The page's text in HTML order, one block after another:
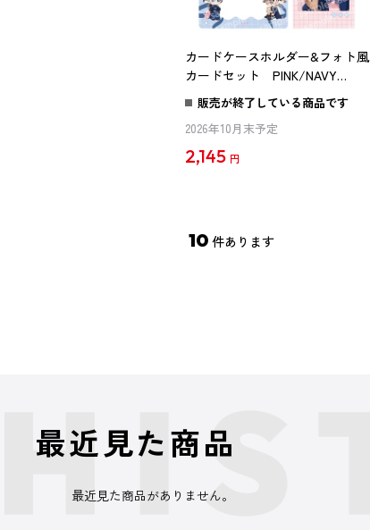
カードケースホルダー&フォト風
カードセット PINK/NAVY
TRAD. CLUB ver. 君には届かな
い。
販売が終了している商品です
2026年10月末予定
2,145 円
10 件あります
最近見た商品
最近見た商品がありません。